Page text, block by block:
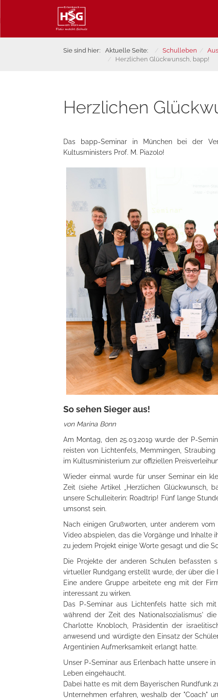
Sie sind hier: Aktuelle Seite: Schulleben
Herzlichen Glückwunsch, bapp!
Herzlichen
Das bapp-Seminar in München bei der
Kultusministers Prof. M. Piazolo!
So sehen Sieger aus!
von Marina Bonn
Am Montag, den 25.03.2019 wurde der P-
reisten von Lichtenfels, Memmingen,
im Kultusministerium zur offiziellen
Wieder einmal wurde für unser Seminar ein
Zeit (siehe Artikel „Herzlichen Glückwunsch,
unsere Schulleiterin: Roadtrip! Fünf lange
umsonst sein.
Nach einigen Grußworten, unter anderem
Video abspielen, das die Vorgänge und Inhalte
zu jedem Projekt einige Worte gesagt und die
Die Projekte der anderen Schulen
virtueller Rundgang erstellt wurde, der über
Eine andere Gruppe arbeitete eng mit der
interessant zu wirken.
Das P-Seminar aus Lichtenfels hatte sich
während der Zeit des Nationalsozialismus'
Charlotte Knobloch, Präsidentin der
anwesend und würdigte den Einsatz der
Argentinien Aufmerksamkeit erlangt hatte.
Unser P-Seminar aus Erlenbach hatte unsere
Leben eingehaucht.
Dabei hatte es mit dem Bayerischen Rundfunk
Unternehmen erfahren, weshalb der "Coach"